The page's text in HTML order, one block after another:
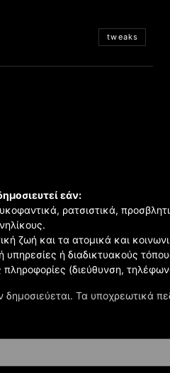
tweaks
Τα υποχρεωτικά
εάν:
ρατσιστικά,
ζωή και τα ατομικά και
υπηρεσίες ή διαδικτυακούς
πληροφορίες (διεύθυνση,